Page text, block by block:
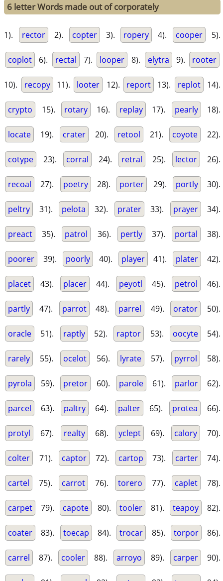
6 letter Words made out of corporately
1). rector 2). copter 3). ropery 4). cooper 5).
coplot 6). rectal 7). looper 8). elytra 9). rooter
10). recopy 11). looter 12). report 13). replot 14).
crypto 15). rotary 16). replay 17). pearly 18).
locate 19). crater 20). retool 21). coyote 22).
cotype 23). corral 24). retral 25). lector 26).
recoal 27). poetry 28). porter 29). portly 30).
peltry 31). pelota 32). prater 33). prayer 34).
preact 35). patrol 36). pertly 37). portal 38).
poorer 39). poorly 40). player 41). plater 42).
placet 43). placer 44). peyotl 45). petrol 46).
partly 47). parrot 48). parrel 49). orator 50).
oracle 51). raptly 52). raptor 53). oocyte 54).
rarely 55). ocelot 56). lyrate 57). pyrrol 58).
pyrola 59). pretor 60). parole 61). parlor 62).
parcel 63). paltry 64). palter 65). protea 66).
protyl 67). realty 68). yclept 69). calory 70).
colter 71). captor 72). cartop 73). carter 74).
cartel 75). carrot 76). torero 77). caplet 78).
carpet 79). capote 80). tooler 81). teapoy 82).
coater 83). toecap 84). trocar 85). torpor 86).
carrel 87). cooler 88). arroyo 89). carper 90).